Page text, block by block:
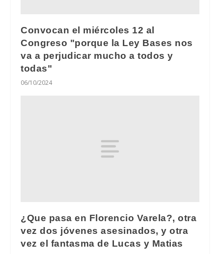
Convocan el miércoles 12 al
Congreso "porque la Ley Bases nos
va a perjudicar mucho a todos y
todas"
06/10/2024
¿Que pasa en Florencio Varela?, otra
vez dos jóvenes asesinados, y otra
vez el fantasma de Lucas y Matias